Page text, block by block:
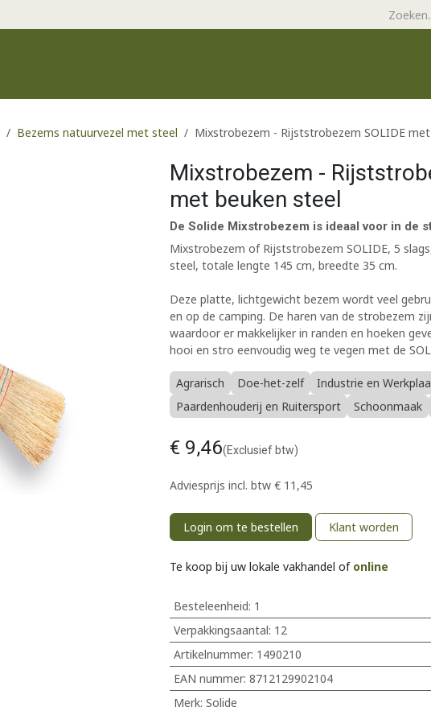
Bezems natuurvezel met steel Mixstrobezem - Rijststrobezem SOLIDE
Mixstrobezem -
met beuken steel
De Solide Mixstrobezem is ideaal voor in de
Mixstrobezem of Rijststrobezem SOLIDE, 5
steel, totale lengte 145 cm, breedte 35 cm.
Deze platte, lichtgewicht bezem wordt veel
en op de camping. De haren van de strobezem
waardoor er makkelijker in randen en hoeken
hooi en stro eenvoudig weg te vegen met de
Agrarisch Doe-het-zelf
Industrie en
Paardenhouderij en Ruitersport
Schoonmaak
€ 9,46(Exclusief btw)
Adviesprijs incl. btw € 11,45
Login om te bestellen Klant worden
Te koop bij uw lokale vakhandel of online
Besteleenheid: 1
Verpakkingsaantal: 12
Artikelnummer: 1490210
EAN nummer: 8712129902104
Merk: Solide